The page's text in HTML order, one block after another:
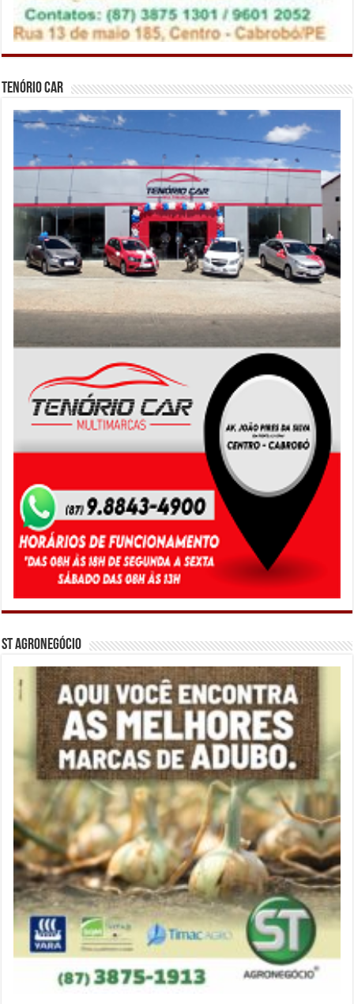
Tenório Car
ST Agronegócio